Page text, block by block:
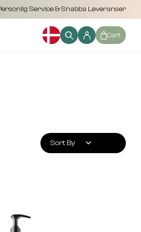
Service & Snabba Leveranser
Cart
Sort By